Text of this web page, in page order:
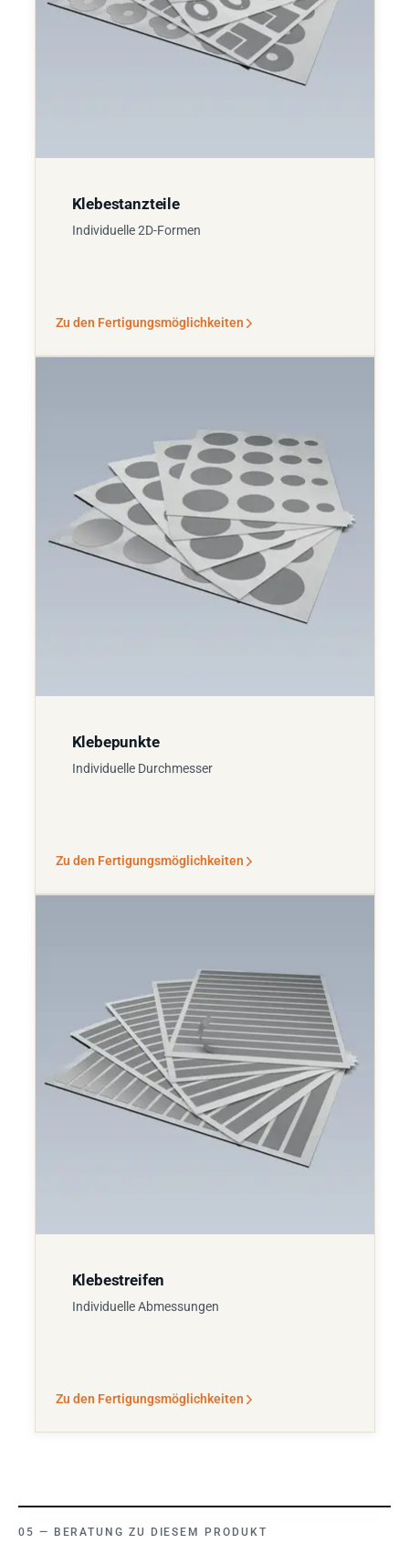
Klebestanzteile
Individuelle 2D-Formen
Zu den Fertigungsmöglichkeiten
Klebepunkte
Individuelle Durchmesser
Zu den Fertigungsmöglichkeiten
Klebestreifen
Individuelle Abmessungen
Zu den Fertigungsmöglichkeiten
BERATUNG ZU DIESEM PRODUKT